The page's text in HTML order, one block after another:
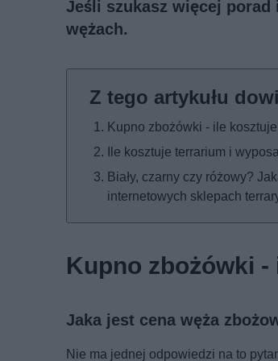
Jeśli szukasz więcej
wężach.
Kupno zbożówki - ile
Ile kosztuje terrarium i
Biały, czarny czy różowy?
internetowych sklepach
Kupno zbożówki
Jaka jest cena węża
Nie ma jednej odpowiedzi na to